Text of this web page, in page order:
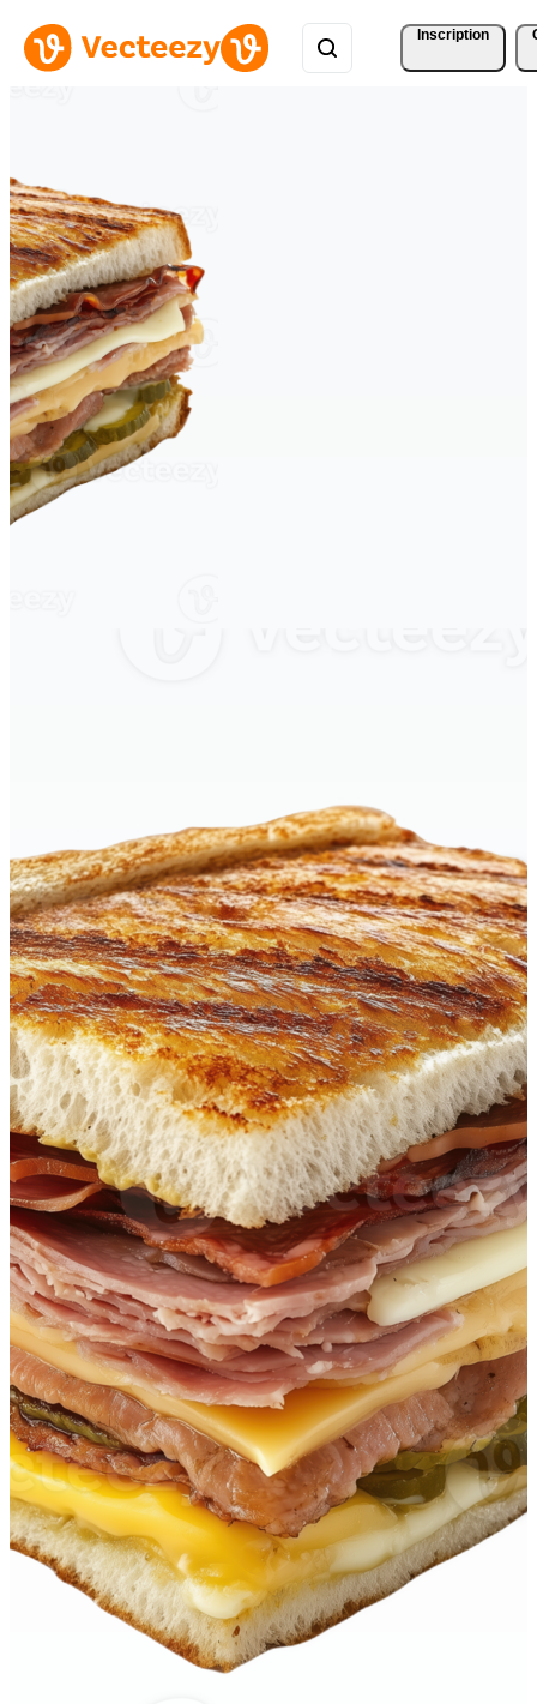
Inscription